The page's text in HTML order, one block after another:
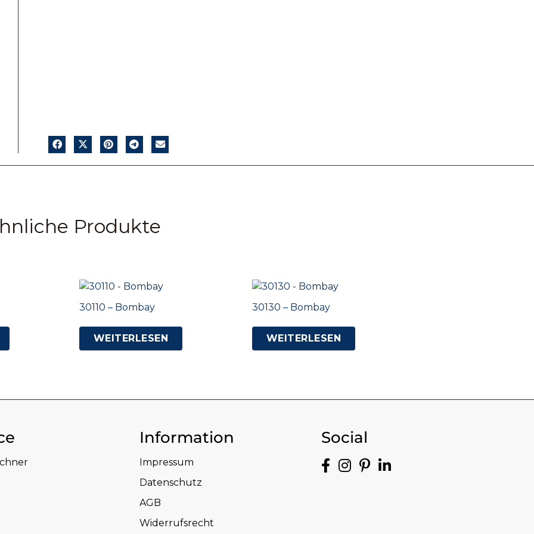
Produkte
30110 – Bombay
WEITERLESEN
30130 – Bombay
WEITERLESEN
Information
Impressum
Datenschutz
AGB
Widerrufsrecht
Social